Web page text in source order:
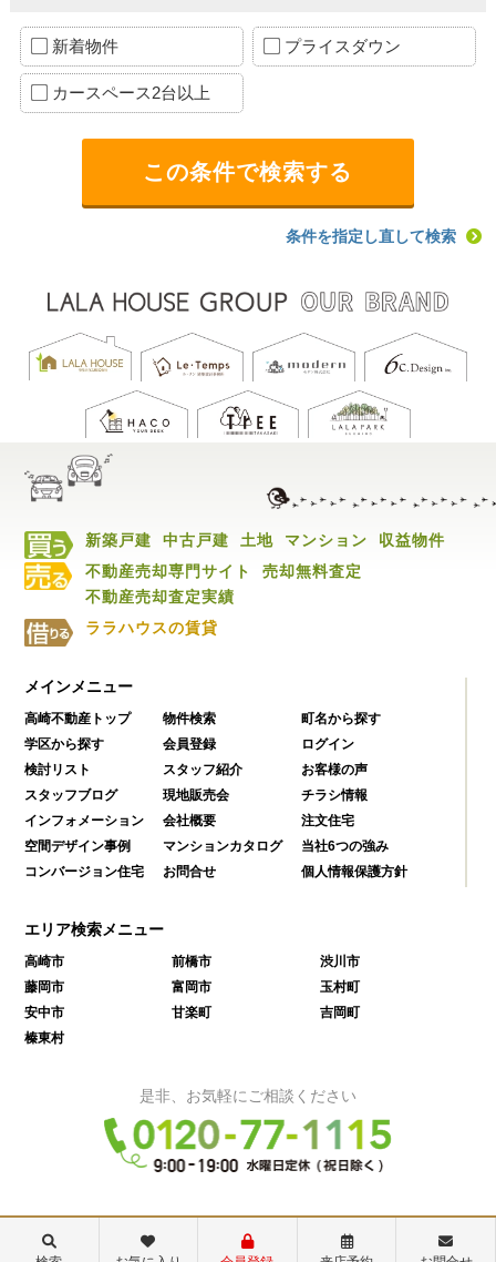
新着物件 プライスダウン
カースペース2台以上
条件を指定し直して検索
新築戸建 中古戸建 土地 マンション
収益物件
不動産売却専門サイト
売却無料査定
不動産売却査定実績
ララハウスの賃貸
メインメニュー
高崎不動産トップ 物件検索
町名から探す
学区から探す
会員登録
ログイン
検討リスト
スタッフ紹介
お客様の声
スタッフブログ
現地販売会
チラシ情報
インフォメーション
会社概要
注文住宅
空間デザイン事例
マンションカタログ
当社6つの強み
コンバージョン住宅
お問合せ 個人情報保護方針
エリア検索メニュー
高崎市 前橋市
渋川市
藤岡市
富岡市
玉村町
安中市
甘楽町
吉岡町
榛東村
是非、お気軽にご相談ください